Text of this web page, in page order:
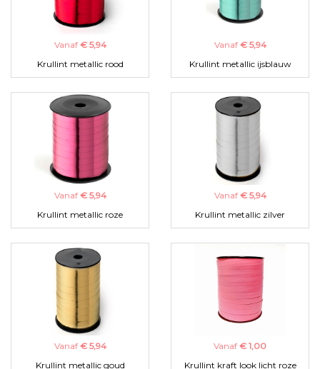
Vanaf € 5,94
Krullint metallic rood
Vanaf € 5,94
Krullint metallic ijsblauw
Vanaf € 5,94
Krullint metallic roze
Vanaf € 5,94
Krullint metallic zilver
Vanaf € 5,94
Krullint metallic goud
Vanaf € 1,00
Krullint kraft look licht roze